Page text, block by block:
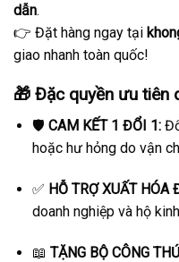
dẫn.
👉 Đặt hàng ngay tại
giao nhanh toàn quốc!
🎁 Đặc quyền ưu tiên
🛡️ CAM KẾT 1 ĐỔI 1:
hoặc hư hỏng do vận
✅ HỖ TRỢ XUẤT HÓA
doanh nghiệp và hộ
📖 TẶNG BỘ CÔNG